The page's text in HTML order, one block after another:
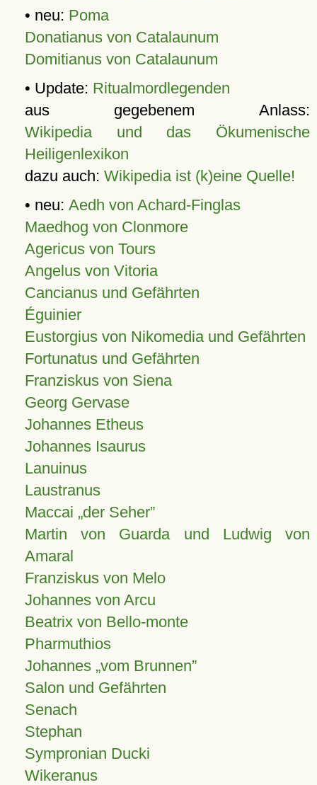
• neu: Poma
Donatianus von Catalaunum
Domitianus von Catalaunum
• Update: Ritualmordlegenden
aus gegebenem Anlass:
Wikipedia und das Ökumenische
Heiligenlexikon
dazu auch: Wikipedia ist (k)eine Quelle!
• neu: Aedh von Achard-Finglas
Maedhog von Clonmore
Agericus von Tours
Angelus von Vitoria
Cancianus und Gefährten
Éguinier
Eustorgius von Nikomedia und Gefährten
Fortunatus und Gefährten
Franziskus von Siena
Georg Gervase
Johannes Etheus
Johannes Isaurus
Lanuinus
Laustranus
Maccai „der Seher”
Martin von Guarda und Ludwig von
Amaral
Franziskus von Melo
Johannes von Arcu
Beatrix von Bello-monte
Pharmuthios
Johannes vom Brunnen
Salon und Gefährten
Senach
Stephan
Sympronian Ducki
Wikeranus